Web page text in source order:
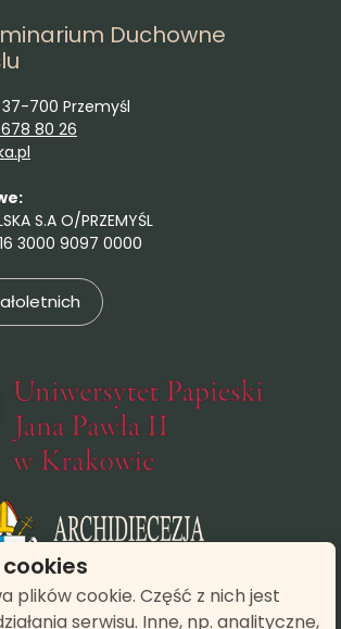
Duchowne
700 Przemyśl
678 80 26
S.A O/PRZEMYŚL
3000 9097 0000
plików cookie. Część z nich jest
serwisu. Inne, np. analityczne,